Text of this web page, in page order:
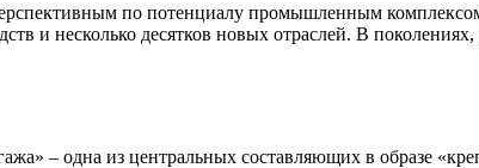
по потенциалу промышленным
и несколько десятков новых отраслей. В
– одна из центральных составляющих в образе